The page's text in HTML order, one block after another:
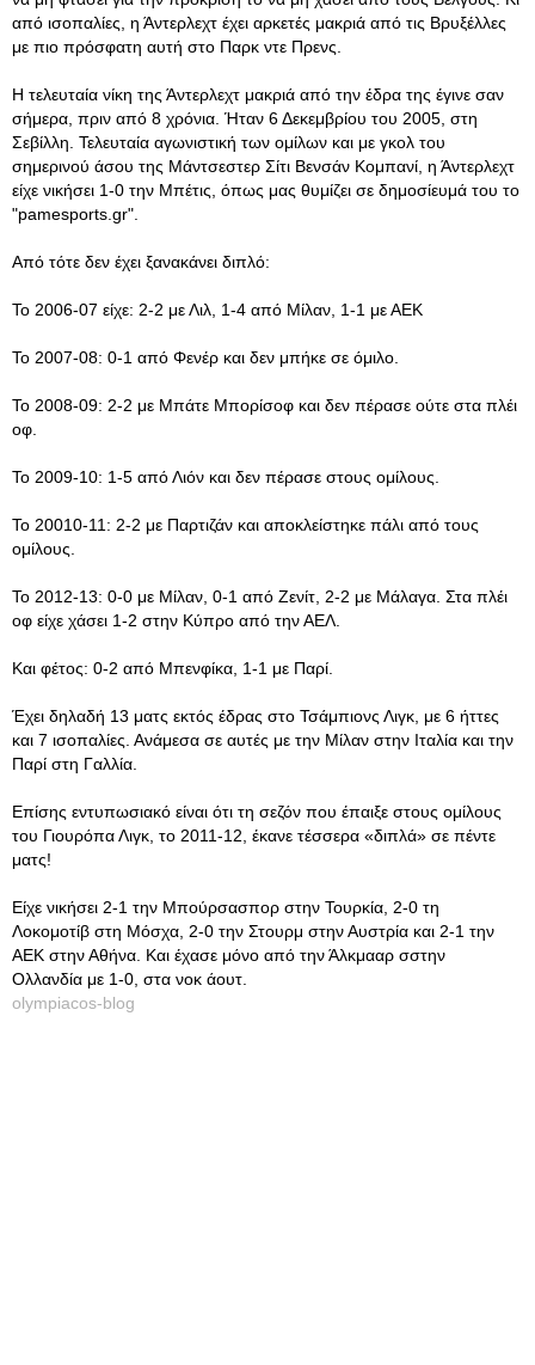
από ισοπαλίες, η Άντερλεχτ έχει αρκετές μακριά από τις Βρυξέλλες
με πιο πρόσφατη αυτή στο Παρκ ντε Πρενς.
Η τελευταία νίκη της Άντερλεχτ μακριά από την έδρα της έγινε σαν
σήμερα, πριν από 8 χρόνια. Ήταν 6 Δεκεμβρίου του 2005, στη
Σεβίλλη. Τελευταία αγωνιστική των ομίλων και με γκολ του
σημερινού άσου της Μάντσεστερ Σίτι Βενσάν Κομπανί, η Άντερλεχτ
είχε νικήσει 1-0 την Μπέτις, όπως μας θυμίζει σε δημοσίευμά του το
"pamesports.gr".
Από τότε δεν έχει ξανακάνει διπλό:
Το 2006-07 είχε: 2-2 με Λιλ, 1-4 από Μίλαν, 1-1 με ΑΕΚ
Το 2007-08: 0-1 από Φενέρ και δεν μπήκε σε όμιλο.
Το 2008-09: 2-2 με Μπάτε Μπορίσοφ και δεν πέρασε ούτε στα πλέι
οφ.
Το 2009-10: 1-5 από Λιόν και δεν πέρασε στους ομίλους.
Το 20010-11: 2-2 με Παρτιζάν και αποκλείστηκε πάλι από τους
ομίλους.
Το 2012-13: 0-0 με Μίλαν, 0-1 από Ζενίτ, 2-2 με Μάλαγα. Στα πλέι
οφ είχε χάσει 1-2 στην Κύπρο από την ΑΕΛ.
Και φέτος: 0-2 από Μπενφίκα, 1-1 με Παρί.
Έχει δηλαδή 13 ματς εκτός έδρας στο Τσάμπιονς Λιγκ, με 6 ήττες
και 7 ισοπαλίες. Ανάμεσα σε αυτές με την Μίλαν στην Ιταλία και την
Παρί στη Γαλλία.
Επίσης εντυπωσιακό είναι ότι τη σεζόν που έπαιξε στους ομίλους
του Γιουρόπα Λιγκ, το 2011-12, έκανε τέσσερα «διπλά» σε πέντε
ματς!
Είχε νικήσει 2-1 την Μπούρσασπορ στην Τουρκία, 2-0 τη
Λοκομοτίβ στη Μόσχα, 2-0 την Στουρμ στην Αυστρία και 2-1 την
ΑΕΚ στην Αθήνα. Και έχασε μόνο από την Άλκμααρ σστην
Ολλανδία με 1-0, στα νοκ άουτ.
olympiacos-blog